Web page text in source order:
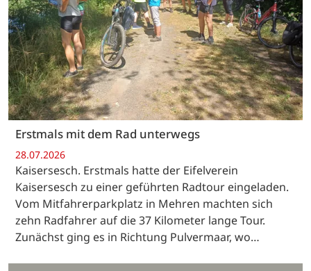
Erstmals mit dem Rad unterwegs
28.07.2026
Kaisersesch. Erstmals hatte der Eifelverein
Kaisersesch zu einer geführten Radtour eingeladen.
Vom Mitfahrerparkplatz in Mehren machten sich
zehn Radfahrer auf die 37 Kilometer lange Tour.
Zunächst ging es in Richtung Pulvermaar, wo…